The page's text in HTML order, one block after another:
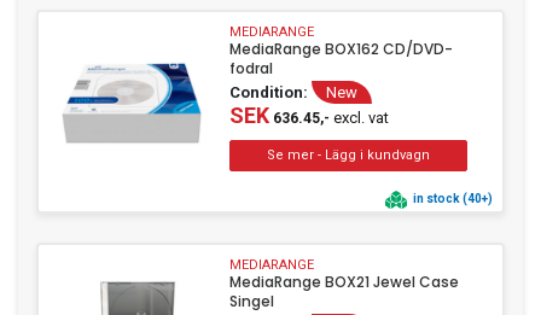
MEDIARANGE
MediaRange BOX162 CD/DVD-
fodral
Condition: New
SEK636.45,- excl. vat
in stock (40+)
MEDIARANGE
MediaRange BOX21 Jewel Case
Singel